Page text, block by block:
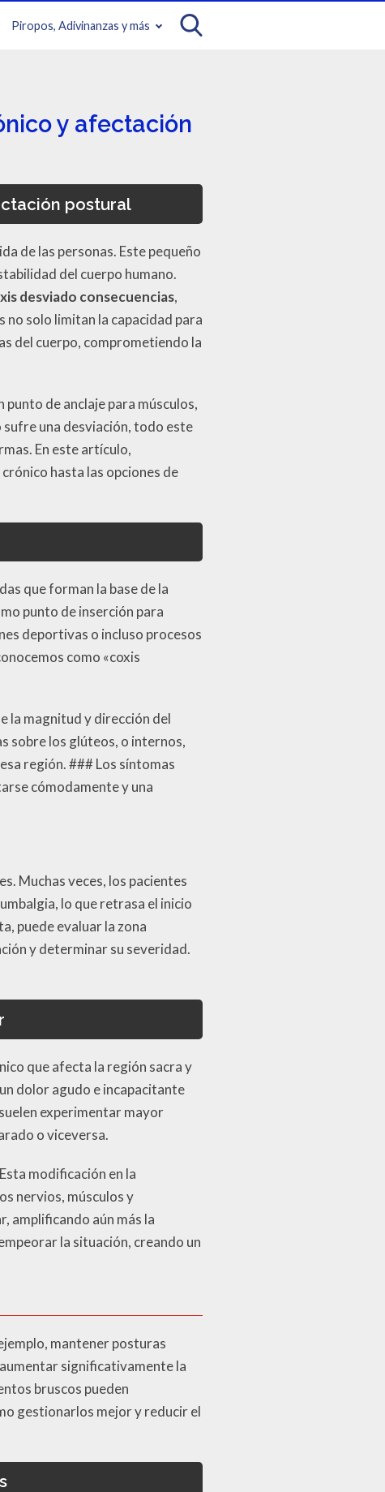
Piropos, Adivinanzas y más
y afectación
postural
de las personas. Este pequeño
del cuerpo humano.
desviado consecuencias,
solo limitan la capacidad para
del cuerpo, comprometiendo la
punto de anclaje para músculos,
una desviación, todo este
En este artículo,
hasta las opciones de
que forman la base de la
punto de inserción para
deportivas o incluso procesos
como «coxis
la magnitud y dirección del
sobre los glúteos, o internos,
región. ### Los síntomas
cómodamente y una
Muchas veces, los pacientes
lo que retrasa el inicio
puede evaluar la zona
y determinar su severidad.
que afecta la región sacra y
dolor agudo e incapacitante
experimentar mayor
o viceversa.
modificación en la
nervios, músculos y
amplificando aún más la
la situación, creando un
mantener posturas
significativamente la
bruscos pueden
gestionarlos mejor y reducir el